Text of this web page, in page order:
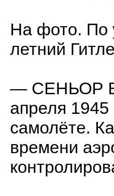
На фото. По
летний
— СЕНЬОР
апреля 1945
самолёте.
времени